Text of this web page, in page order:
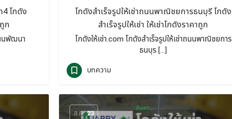
โกดัง
ก
นพัฒนา
โกดังสำเร็จรูปให้เช่าถนนพาณิชยการธนบุรี โกดัง
สำเร็จรูปให้เช่า ให้เช่าโกดังราคาถูก
โกดังให้เช่า.com โกดังสำเร็จรูปให้เช่าถนนพาณิชยการ
ธนบุร […]
บทความ
ส.ค. 23